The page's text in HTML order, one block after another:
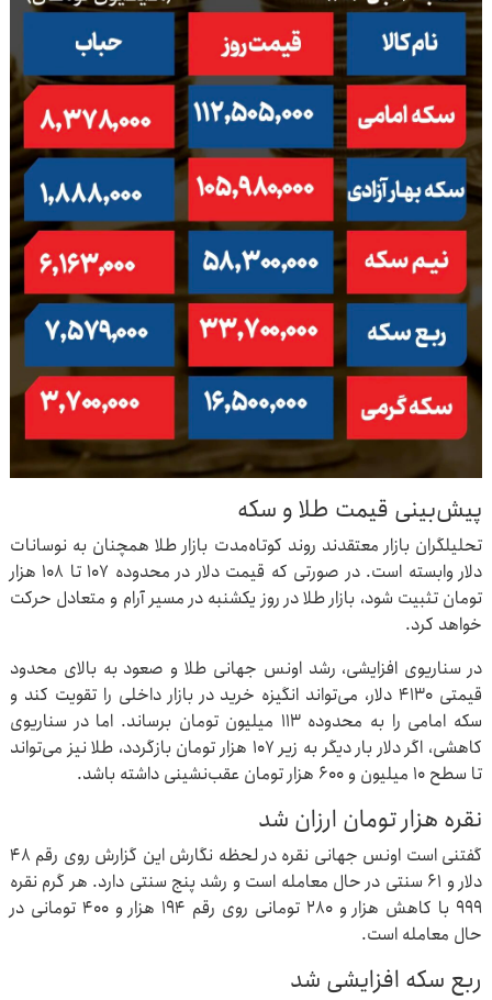
پیش‌بینی قیمت طلا و سکه
تحلیلگران بازار معتقدند روند کوتاه‌مدت بازار طلا همچنان به نوسانات
دلار وابسته است. در صورتی که قیمت دلار در محدوده ۱۰۷ تا ۱۰۸ هزار
تومان تثبیت شود، بازار طلا در روز یکشنبه در مسیر آرام و متعادل حرکت
خواهد کرد.
در سناریوی افزایشی، رشد اونس جهانی طلا و صعود به بالای محدود
قیمتی ۴۱۳۰ دلار، می‌تواند انگیزه خرید در بازار داخلی را تقویت کند و
سکه امامی را به محدوده ۱۱۳ میلیون تومان برساند. اما در سناریوی
کاهشی، اگر دلار بار دیگر به زیر ۱۰۷ هزار تومان بازگردد، طلا نیز می‌تواند
تا سطح ۱۰ میلیون و ۶۰۰ هزار تومان عقب‌نشینی داشته باشد.
نقره هزار تومان ارزان شد
گفتنی است اونس جهانی نقره در لحظه نگارش این گزارش روی رقم ۴۸
دلار و ۶۱ سنتی در حال معامله است و رشد پنج سنتی دارد. هر گرم نقره
۹۹۹ با کاهش هزار و ۲۸۰ تومانی روی رقم ۱۹۴ هزار و ۴۰۰ تومانی در
حال معامله است.
ربع سکه افزایشی شد